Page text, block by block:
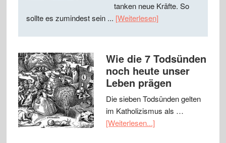
tanken neue Kräfte. So
sollte es zumindest sein ... [Weiterlesen]
Wie die 7 Todsünden
noch heute unser
Leben prägen
Die sieben Todsünden gelten
im Katholizismus als …
[Weiterlesen...]